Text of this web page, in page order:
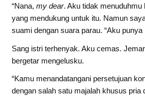
“Nana, my dear. Aku tidak menuduhmu
yang mendukung untuk itu. Namun
suami dengan suara parau. “Aku punya
Sang istri terhenyak. Aku cemas.
bergetar mengelusku.
“Kamu menandatangani persetujuan
dengan salah satu majalah khusus pria